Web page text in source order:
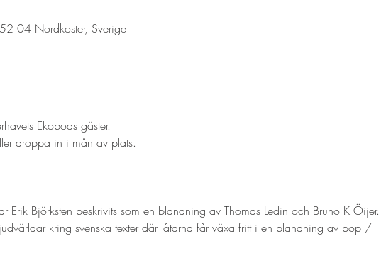
04 Nordkoster, Sverige
Ekobods gäster.
droppa in i mån av plats.
Erik Björksten beskrivits som en blandning av Thomas Ledin och Bruno K Öijer.
kring svenska texter där låtarna får växa fritt i en blandning av pop /